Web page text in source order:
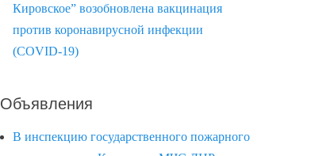
Кировское” возобновлена вакцинация
против коронавирусной инфекции
(COVID-19)
Объявления
В инспекцию государственного пожарного